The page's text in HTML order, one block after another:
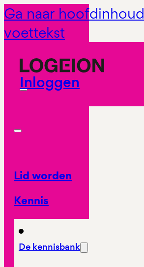
Ga naar hoofdinhoud
voettekst
Inloggen
Lid worden
Kennis
De kennisbank